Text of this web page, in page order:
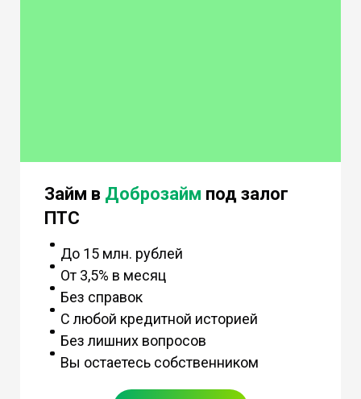
Займ в Доброзайм под залог
ПТС
До 15 млн. рублей
От 3,5% в месяц
Без справок
С любой кредитной историей
Без лишних вопросов
Вы остаетесь собственником